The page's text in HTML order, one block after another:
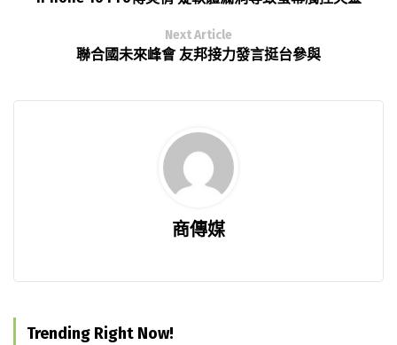
Next Article
聯合國未來峰會 友邦接力發言挺台參與
商傳媒
Trending Right Now!